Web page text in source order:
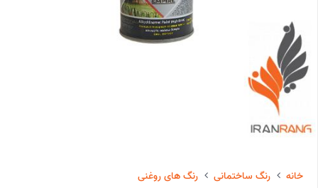
خانه رنگ ساختمانی رنگ های روغنی